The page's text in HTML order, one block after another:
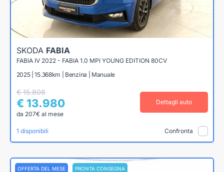
SKODA FABIA
FABIA IV 2022 - FABIA 1.0 MPI YOUNG EDITION 80CV
2025 | 15.368km | Benzina | Manuale
€ 15.808
€ 13.980
da 207€ al mese
Dettagli auto
1 disponibili Confronta
OFFERTA DEL MESE PRONTA CONSEGNA